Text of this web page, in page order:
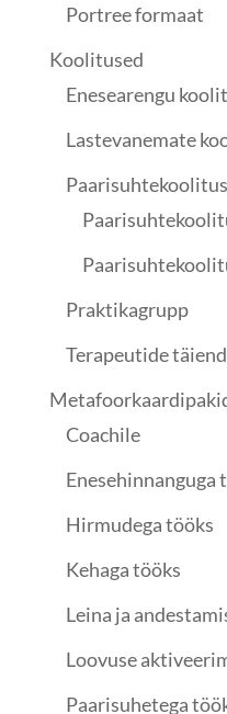
Portree formaat
Koolitused
Enesearengu
Lastevanemate
Praktikagrupp
Terapeutide
Coachile
Enesehinnanguga
Hirmudega tööks
Kehaga tööks
Leina ja
Loovuse
Paarisuhetega